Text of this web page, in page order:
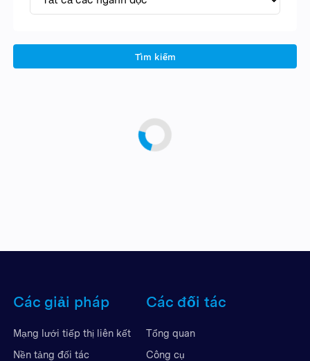
Tìm kiếm
Các giải pháp
Mạng lưới tiếp thị liên kết
Nền tảng đối tác
Các đối tác
Tổng quan
Công cụ